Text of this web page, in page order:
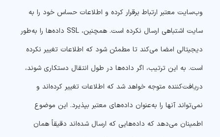
وب‌سایت معتبر ارتباط برقرار کرده و اطلاعات حساس خود را به
سایت اشتباهی ارسال نکرده است. همچنین، SSL داده‌ها را به‌طور
دیجیتالی امضا می‌کند تا مطمئن شود که اطلاعات تغییر نکرده
است. به این ترتیب، اگر داده‌ها در طول انتقال دستکاری شوند،
دریافت‌کننده متوجه خواهد شد که اطلاعات تغییر کرده‌اند و
نمی‌تواند آنها را به‌عنوان داده‌های معتبر بپذیرد. این موضوع
اطمینان می‌دهد که داده‌هایی که ارسال شده‌اند دقیقاً همان